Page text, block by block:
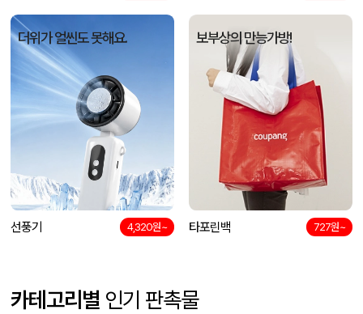
더위가 얼씬도 못해요.
선풍기 4,320원~
보부상의 만능가방!
타포린백 727원~
카테고리별 인기 판촉물